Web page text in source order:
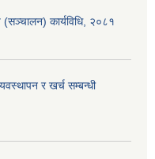
(सञ्चालन) कार्यविधि, २०८१
र खर्च सम्बन्धी